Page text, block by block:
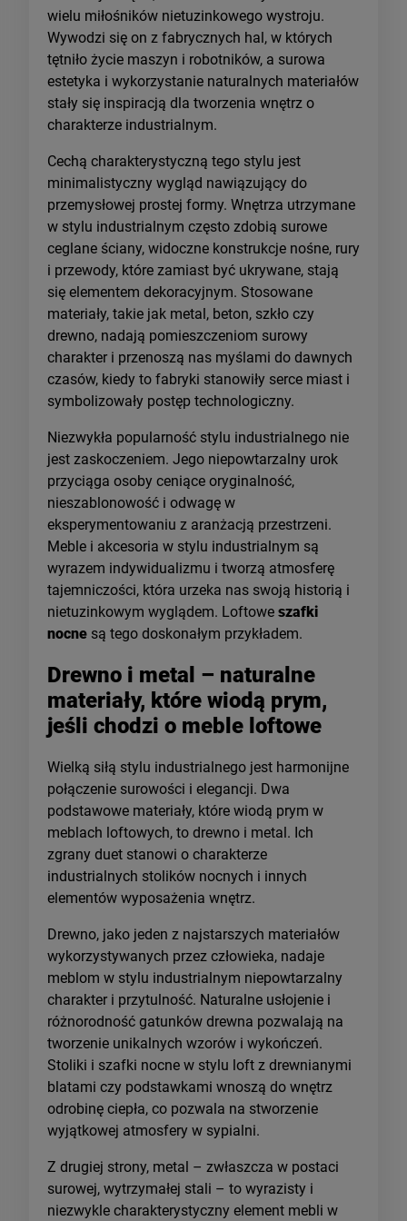
wielu miłośników nietuzinkowego wystroju.
Wywodzi się on z fabrycznych hal, w których
tętniło życie maszyn i robotników, a surowa
estetyka i wykorzystanie naturalnych materiałów
stały się inspiracją dla tworzenia wnętrz o
charakterze industrialnym.
Cechą charakterystyczną tego stylu jest
minimalistyczny wygląd nawiązujący do
przemysłowej prostej formy. Wnętrza utrzymane
w stylu industrialnym często zdobią surowe
ceglane ściany, widoczne konstrukcje nośne, rury
i przewody, które zamiast być ukrywane, stają
się elementem dekoracyjnym. Stosowane
materiały, takie jak metal, beton, szkło czy
drewno, nadają pomieszczeniom surowy
charakter i przenoszą nas myślami do dawnych
czasów, kiedy to fabryki stanowiły serce miast i
symbolizowały postęp technologiczny.
Niezwykła popularność stylu industrialnego nie
jest zaskoczeniem. Jego niepowtarzalny urok
przyciąga osoby ceniące oryginalność,
nieszablonowość i odwagę w
eksperymentowaniu z aranżacją przestrzeni.
Meble i akcesoria w stylu industrialnym są
wyrazem indywidualizmu i tworzą atmosferę
tajemniczości, która urzeka nas swoją historią i
nietuzinkowym wyglądem. Loftowe szafki
nocne są tego doskonałym przykładem.
Drewno i metal – naturalne
materiały, które wiodą prym,
jeśli chodzi o meble loftowe
Wielką siłą stylu industrialnego jest harmonijne
połączenie surowości i elegancji. Dwa
podstawowe materiały, które wiodą prym w
meblach loftowych, to drewno i metal. Ich
zgrany duet stanowi o charakterze
industrialnych stolików nocnych i innych
elementów wyposażenia wnętrz.
Drewno, jako jeden z najstarszych materiałów
wykorzystywanych przez człowieka, nadaje
meblom w stylu industrialnym niepowtarzalny
charakter i przytulność. Naturalne usłojenie i
różnorodność gatunków drewna pozwalają na
tworzenie unikalnych wzorów i wykończeń.
Stoliki i szafki nocne w stylu loft z drewnianymi
blatami czy podstawkami wnoszą do wnętrz
odrobinę ciepła, co pozwala na stworzenie
wyjątkowej atmosfery w sypialni.
Z drugiej strony, metal – zwłaszcza w postaci
surowej, wytrzymałej stali – to wyrazisty i
niezwykle charakterystyczny element mebli w